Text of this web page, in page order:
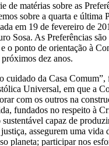
de matérias sobre as
sobre a quarta e última
em 19 de fevereiro de
Sosa. As Preferências
o ponto de orientação à
dez anos.
cuidado da Casa Comum”,
Universal, em que a
com os outros na
fundados no respeito à
capaz de
assegurem uma vida
planeta; participar nos